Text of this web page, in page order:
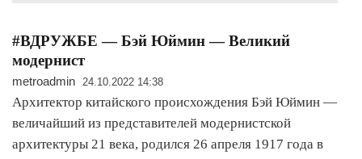
#ВДРУЖБЕ — Бэй Юймин — Великий
модернист
metroadmin 24.10.2022 14:38
Архитектор китайского происхождения Бэй Юймин —
величайший из представителей модернистской
архитектуры 21 века, родился 26 апреля 1917 года в